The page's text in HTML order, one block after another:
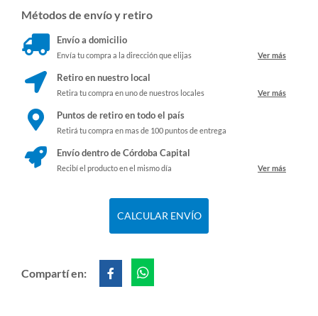
Métodos de envío y retiro
Envío a domicilio
Envía tu compra a la dirección que elijas Ver más
Retiro en nuestro local
Retira tu compra en uno de nuestros locales Ver más
Puntos de retiro en todo el país
Retirá tu compra en mas de 100 puntos de entrega
Envío dentro de Córdoba Capital
Recibí el producto en el mismo día Ver más
CALCULAR ENVÍO
Compartí en: